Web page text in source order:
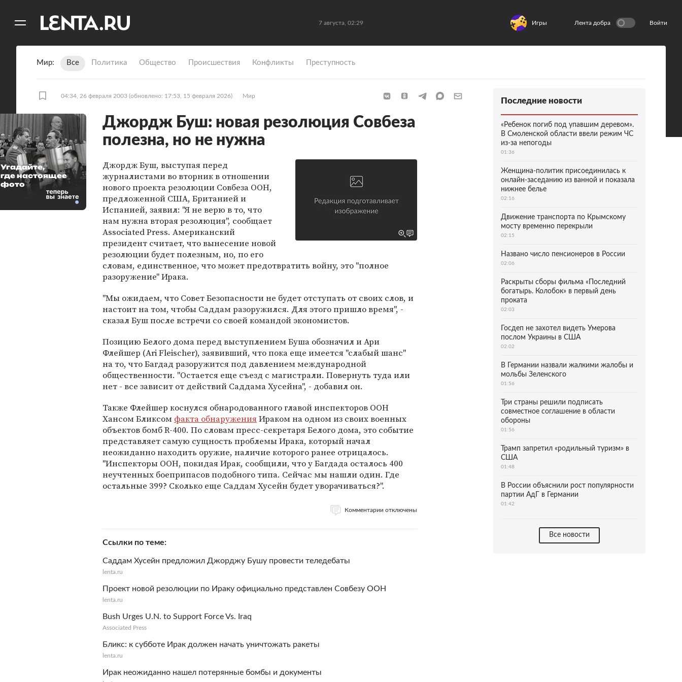
7 августа, 02:29 Игры Лента добра Войти
Мир Все Политика Общество Происшествия Конфликты Преступность
04:34, 26 февраля 2003 (обновлено: 17:53, 15 февраля 2026) Мир
Джордж Буш: новая резолюция Совбеза
полезна, но не нужна
Джордж Буш, выступая перед
журналистами во вторник в отношении
нового проекта резолюции Совбеза ООН,
предложенной США, Британией и
Испанией, заявил: "Я не верю в то, что
нам нужна вторая резолюция", сообщает
Associated Press. Американский
президент считает, что вынесение новой
резолюции будет полезным, но, по его
словам, единственное, что может предотвратить войну, это "полное
разоружение" Ирака.
"Мы ожидаем, что Совет Безопасности не будет отступать от своих слов, и
настоит на том, чтобы Саддам разоружился. Для этого пришло время", -
сказал Буш после встречи со своей командой экономистов.
Позицию Белого дома перед выступлением Буша обозначил и Ари
Флейшер (Ari Fleischer), заявивший, что пока еще имеется "слабый шанс"
на то, что Багдад разоружится под давлением международной
общественности. "Остается еще съезд с магистрали. Повернуть туда или
нет - все зависит от действий Саддама Хусейна", - добавил он.
Также Флейшер коснулся обнародованного главой инспекторов ООН
Хансом Бликсом факта обнаруженияИраком на одном из своих военных
объектов бомб R-400. По словам пресс-секретаря Белого дома, это событие
представляет самую сущность проблемы Ирака, который начал
неожиданно находить оружие, наличие которого ранее отрицалось.
"Инспекторы ООН, покидая Ирак, сообщили, что у Багдада осталось 400
неучтенных боеприпасов подобного типа. Сейчас мы нашли один. Где
остальные 399? Сколько еще Саддам Хусейн будет уворачиваться?".
Комментарии отключены
Ссылки по теме
Саддам Хусейн предложил Джорджу Бушу провести теледебаты
lenta.ru
Проект новой резолюции по Ираку официально представлен Совбезу ООН
lenta.ru
Bush Urges U.N. to Support Force Vs. Iraq
Associated Press
Бликс: к субботе Ирак должен начать уничтожать ракеты
lenta.ru
Ирак неожиданно нашел потерянные бомбы и документы
Угадайте,
где настоящее
фото
Последние новости
«Ребенок погиб под упавшим деревом».
В Смоленской области ввели режим ЧС
из-за непогоды
01:36
Женщина-политик присоединилась к
онлайн-заседанию из ванной и показала
нижнее белье
02:16
Движение транспорта по Крымскому
мосту временно перекрыли
02:15
Названо число пенсионеров в России
02:06
Раскрыты сборы фильма «Последний
богатырь. Колобок» в первый день
проката
02:03
Госдеп не захотел видеть Умерова
послом Украины в США
02:02
В Германии назвали жалкими жалобы и
мольбы Зеленского
01:56
Три страны решили подписать
совместное соглашение в области
обороны
01:56
Трамп запретил «родильный туризм» в
США
01:48
В России объяснили рост популярности
партии АдГ в Германии
01:42
Все новости